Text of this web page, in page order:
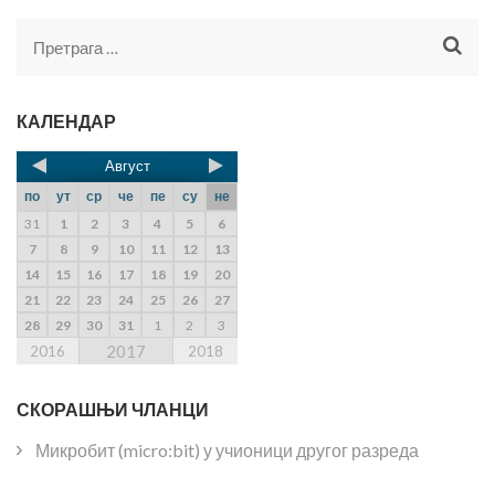
КАЛЕНДАР
Август
по ут ср че пе су
не
31
1 2 3 4 5
6
7
8 9 10 11 12
13
14
15 16 17 18 19
20
21
22 23 24 25 26
27
28
29 30 31 1 2 3
2016 2017 2018
СКОРАШЊИ ЧЛАНЦИ
Микробит (micro:bit) у учионици другог разреда